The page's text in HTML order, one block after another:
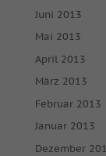
Juni 2013
Mai 2013
April 2013
März 2013
Februar 2013
Januar 2013
Dezember